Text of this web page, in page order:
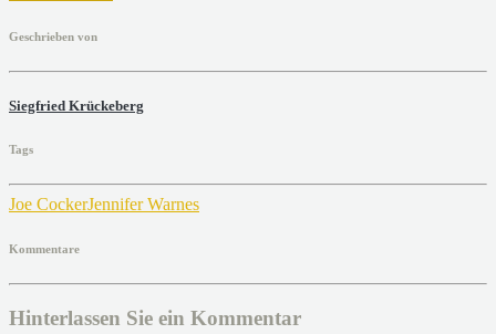
Geschrieben von
Siegfried Krückeberg
Tags
Joe CockerJennifer Warnes
Kommentare
Hinterlassen Sie ein Kommentar